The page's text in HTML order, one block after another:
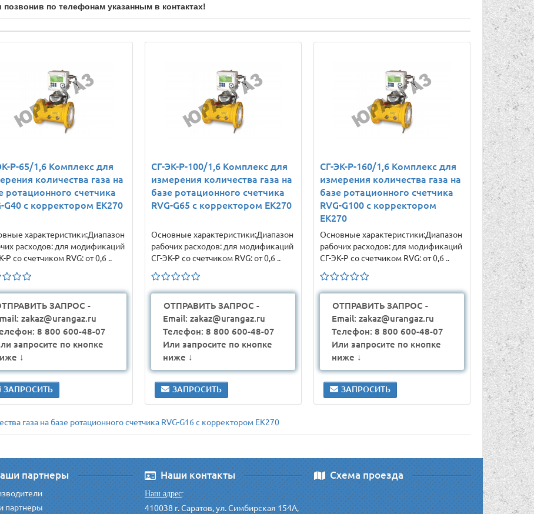
позвонив по телефонам указанным в контактах!
Р-65/1,6 Комплекс для
количества газа на
ротационного счетчика
G40 с корректором ЕК270
характеристики:Диапазон
расходов: для модификаций
Р со счетчиком RVG: от 0,6 ..
ЗАПРОС -
zakaz@urangaz.ru
8 800 600-48-07
запросите по кнопке
↓
ЗАПРОСИТЬ
СГ-ЭК-Р-100/1,6 Комплекс для
измерения количества газа на
базе ротационного счетчика
RVG-G65 с корректором ЕК270
Основные характеристики:Диапазон
рабочих расходов: для модификаций
СГ-ЭК-Р со счетчиком RVG: от 0,6 ..
ОТПРАВИТЬ ЗАПРОС -
Email: zakaz@urangaz.ru
Телефон: 8 800 600-48-07
Или запросите по кнопке
ниже ↓
ЗАПРОСИТЬ
СГ-ЭК-Р-160/1,6 Комплекс для
измерения количества газа на
базе ротационного счетчика
RVG-G100 с корректором
ЕК270
Основные характеристики:Диапазон
рабочих расходов: для модификаций
СГ-ЭК-Р со счетчиком RVG: от 0,6 ..
ОТПРАВИТЬ ЗАПРОС -
Email: zakaz@urangaz.ru
Телефон: 8 800 600-48-07
Или запросите по кнопке
ниже ↓
ЗАПРОСИТЬ
газа на базе ротационного счетчика RVG-G16 с корректором ЕК270
партнеры
партнеры
Наши контакты
Наш адрес:
410038 г. Саратов, ул. Симбирская 154А,
Схема проезда